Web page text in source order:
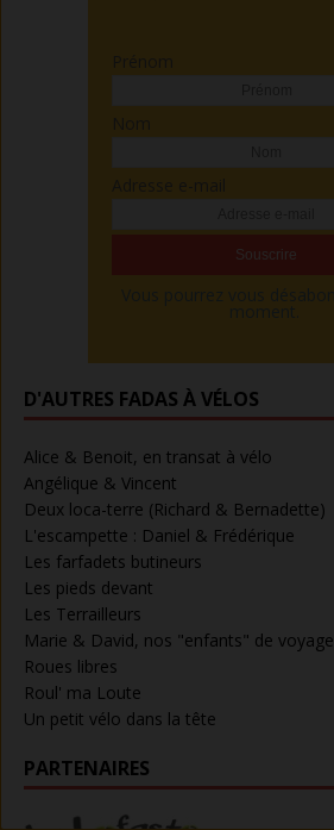
D'AUTRES FADAS À VÉLOS
Alice & Benoit, en transat à vélo
Angélique & Vincent
Deux loca-terre (Richard & Bernadette)
L'escampette : Daniel & Frédérique
Les farfadets butineurs
Les pieds devant
Les Terrailleurs
Marie & David, nos "enfants" de voyage
Roues libres
Roul' ma Loute
Un petit vélo dans la tête
PARTENAIRES